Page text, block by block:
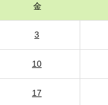
金
3
10
17